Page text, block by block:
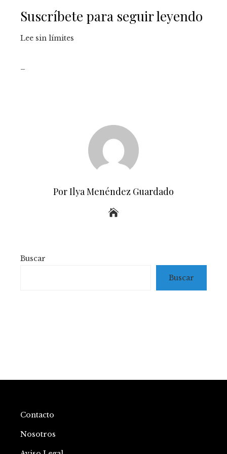
Suscríbete para seguir leyendo
Lee sin límites
Por Ilya Menéndez Guardado
Buscar
Buscar
Contacto
Nosotros